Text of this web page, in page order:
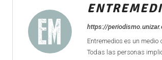
https://
Entremedios es un
Todas las personas